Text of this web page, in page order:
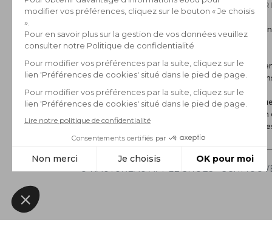
NOTRE CATALOGUE
Collection Homme
Collection Femme
Livraison
FAQ
© RAUTUREAU APPLE SHOES -